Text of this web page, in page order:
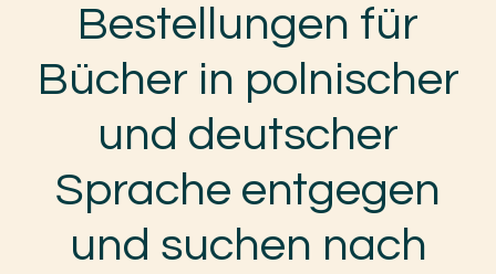
Bestellungen für
Bücher in polnischer
und deutscher
Sprache entgegen
und suchen nach